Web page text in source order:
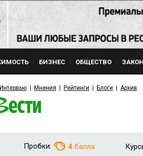
БИЗНЕС ОБЩЕСТВО ЗАКОН
Интервью Мнения Рейтинги Блоги Архив
Пробки: 4 балла